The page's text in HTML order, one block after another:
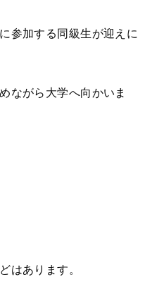
参加する同級生が迎えに
ながら大学へ向かいま
はあります。